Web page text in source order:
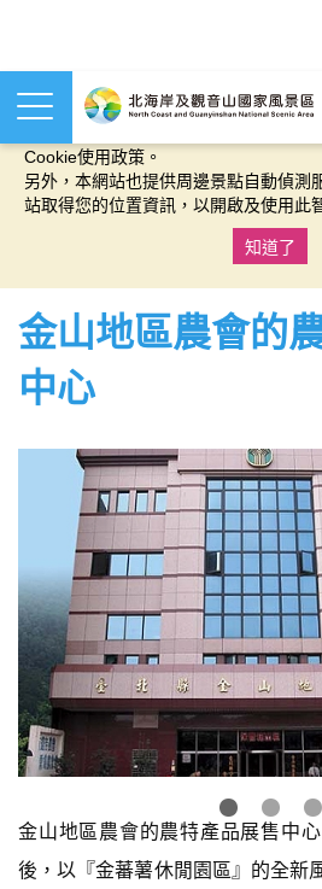
本網站使用cookies等相關技術以持續
Cookie使用政策。
另外，本網站也提供周邊景點自動偵測
站取得您的位置資訊，以開啟及使用此
知道了
金山地區農會的
中心
金山地區農會的農特產品展售中
後，以『金蕃薯休閒園區』的全新